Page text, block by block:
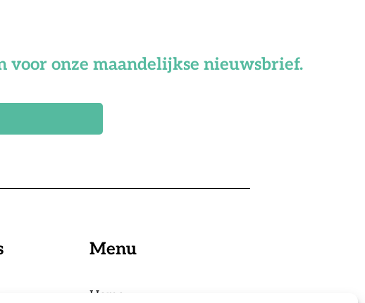
voor onze maandelijkse nieuwsbrief.
Menu
Home